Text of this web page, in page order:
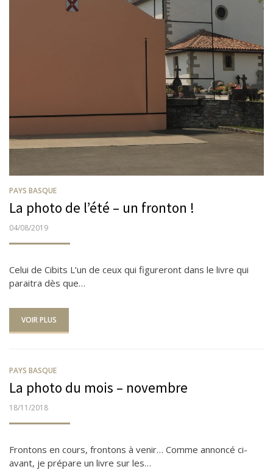
PAYS BASQUE
La photo de l’été – un fronton !
PUBLIÉ
04/08/2019
Celui de Cibits L’un de ceux qui figureront dans le livre qui
paraitra dès que…
VOIR PLUS
PAYS BASQUE
La photo du mois – novembre
PUBLIÉ
18/11/2018
Frontons en cours, frontons à venir… Comme annoncé ci-
avant, je prépare un livre sur les…